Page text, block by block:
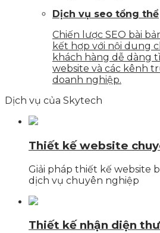
Dịch vụ seo tổng thể
Chiến lược SEO bài
kết hợp với nội dung
khách hàng dễ dàng
website và các kênh
doanh nghiệp.
Dịch vụ của Skytech
Thiết kế website
Giải pháp thiết kế website
dịch vụ chuyên nghiệp
Thiết kế nhận diện